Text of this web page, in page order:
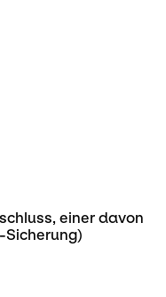
einer davon
Sicherung)